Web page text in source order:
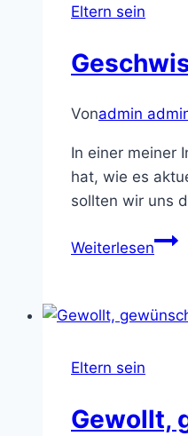
Eltern sein
Vonadmin
In einer meiner
hat, wie es
sollten wir uns
Weiterlesen
Eltern sein
Gewollt,